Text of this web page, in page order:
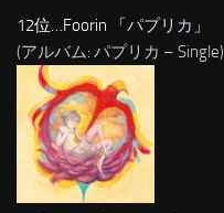
12位…Foorin 「パプリカ 」
(アルバム: パプリカ – Single)